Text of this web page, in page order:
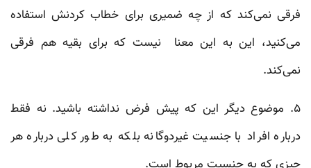
فرقی نمی‌کند که از چه ضمیری برای خطاب کردنش استفاده
می‌کنید، این به این معنا نیست که برای بقیه هم فرقی
نمی‌کند.
۵. موضوع دیگر این که پیش فرض نداشته باشید. نه فقط
درباره‌ افراد با جنسیت غیردوگانه بلکه به طور کلی درباره‌ هر